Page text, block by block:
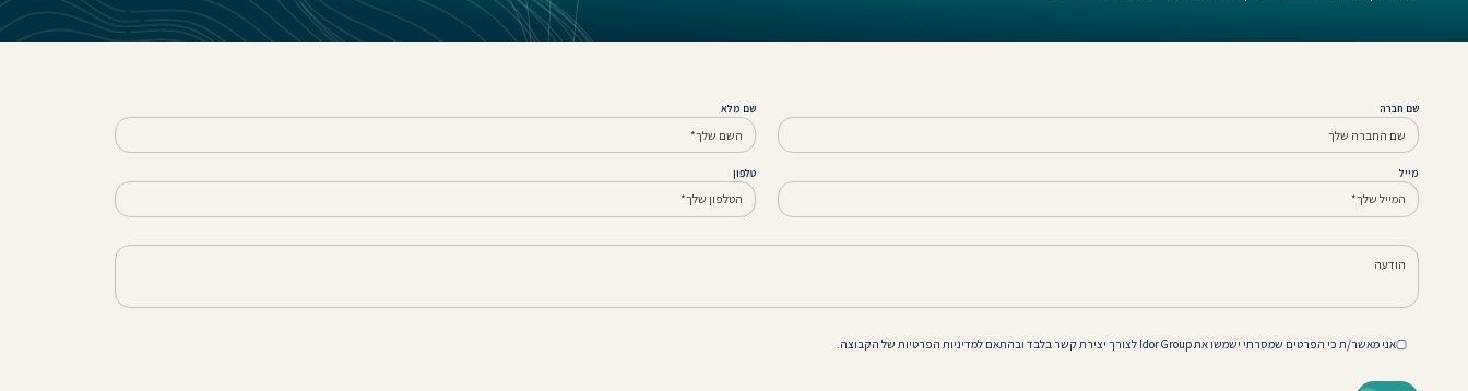
שם חברה שם מלא
מייל טלפון
אני מאשר/ת כי הפרטים שמסרתי ישמשו את Idor Group לצורך יצירת קשר בלבד ובהתאם למדיניות הפרטיות של הקבוצה.